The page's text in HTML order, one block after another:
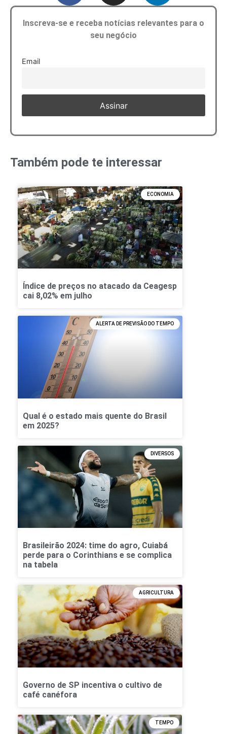
Inscreva-se e receba notícias relevantes para o
seu negócio
Email
Também pode te interessar
ECONOMIA
Índice de preços no atacado da Ceagesp
cai 8,02% em julho
ALERTA DE PREVISÃO DO TEMPO
Qual é o estado mais quente do Brasil
em 2025?
DIVERSOS
Brasileirão 2024: time do agro, Cuiabá
perde para o Corinthians e se complica
na tabela
AGRICULTURA
Governo de SP incentiva o cultivo de
café canéfora
TEMPO